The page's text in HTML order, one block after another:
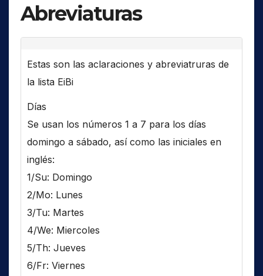
Abreviaturas
Estas son las aclaraciones y abreviatruras de
la lista EiBi
Días
Se usan los números 1 a 7 para los días
domingo a sábado, así como las iniciales en
inglés:
1/Su: Domingo
2/Mo: Lunes
3/Tu: Martes
4/We: Miercoles
5/Th: Jueves
6/Fr: Viernes